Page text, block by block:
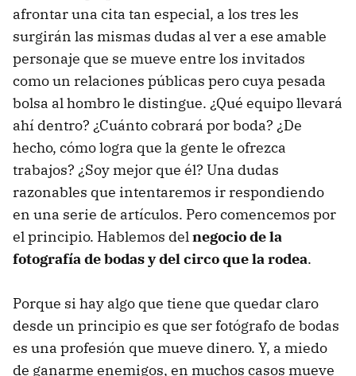
afrontar una cita tan especial, a los tres les
surgirán las mismas dudas al ver a ese amable
personaje que se mueve entre los invitados
como un relaciones públicas pero cuya pesada
bolsa al hombro le distingue. ¿Qué equipo llevará
ahí dentro? ¿Cuánto cobrará por boda? ¿De
hecho, cómo logra que la gente le ofrezca
trabajos? ¿Soy mejor que él? Una dudas
razonables que intentaremos ir respondiendo
en una serie de artículos. Pero comencemos por
el principio. Hablemos delnegocio de la
fotografía de bodas y del circo que la rodea.
Porque si hay algo que tiene que quedar claro
desde un principio es que ser fotógrafo de bodas
es una profesión que mueve dinero. Y, a miedo
de ganarme enemigos, en muchos casos mueve